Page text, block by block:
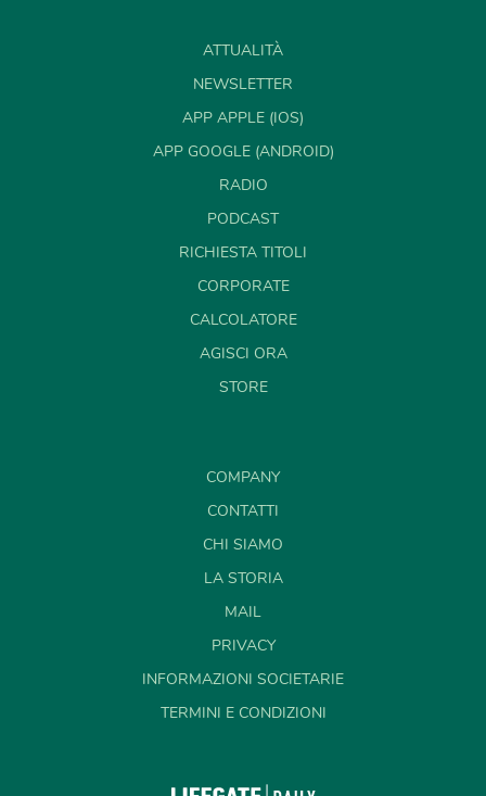
ATTUALITÀ
NEWSLETTER
APP APPLE (IOS)
APP GOOGLE (ANDROID)
RADIO
PODCAST
RICHIESTA TITOLI
CORPORATE
CALCOLATORE
AGISCI ORA
STORE
COMPANY
CONTATTI
CHI SIAMO
LA STORIA
MAIL
PRIVACY
INFORMAZIONI SOCIETARIE
TERMINI E CONDIZIONI